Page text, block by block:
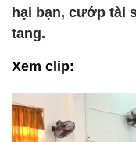
hại bạn, cướp tài
tang.
Xem clip: